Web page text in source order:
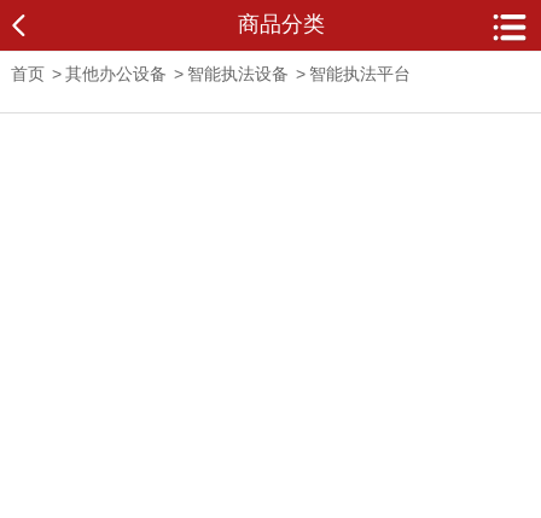
商品分类
首页 >其他办公设备 > 智能执法设备 > 智能执法平台